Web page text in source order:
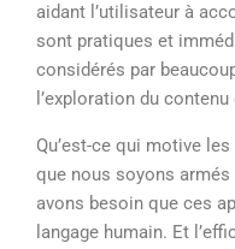
aidant l’utilisateur à
sont pratiques et
considérés par
l’exploration du contenu
Qu’est-ce qui motive
que nous soyons armés
avons besoin que ces
langage humain. Et